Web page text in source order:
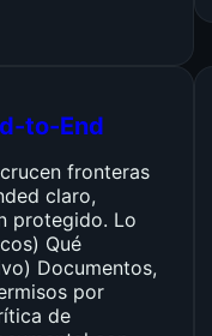
to-End
fronteras
claro,
protegido. Lo
Qué
Documentos,
por
de